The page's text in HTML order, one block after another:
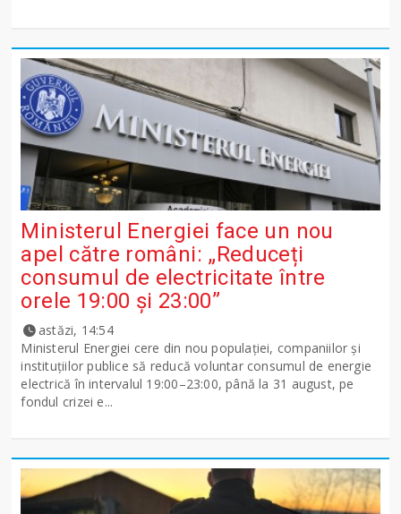
Ministerul Energiei face un nou
apel către români: „Reduceți
consumul de electricitate între
orele 19:00 și 23:00”
astăzi, 14:54
Ministerul Energiei cere din nou populației, companiilor și
instituțiilor publice să reducă voluntar consumul de energie
electrică în intervalul 19:00–23:00, până la 31 august, pe
fondul crizei e...